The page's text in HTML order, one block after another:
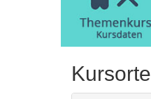
Kursorte